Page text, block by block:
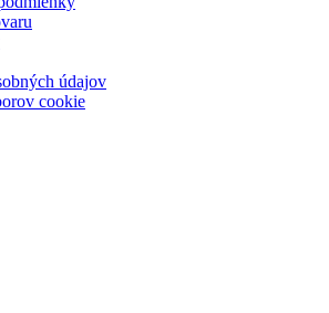
údajov
cookie